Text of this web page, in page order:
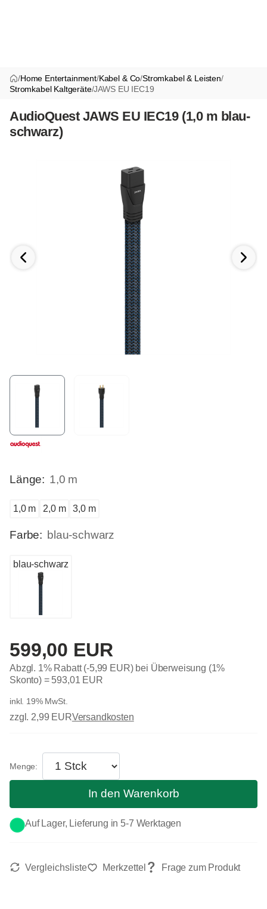
/Home Entertainment/Kabel & Co/Stromkabel & Leisten/
Stromkabel Kaltgeräte/JAWS EU IEC19
AudioQuest JAWS EU IEC19 (1,0 m blau-
schwarz)
Länge: 1,0 m
1,0 m 2,0 m 3,0 m
Farbe: blau-schwarz
blau-schwarz
599,00 EUR
Abzgl. 1% Rabatt (-5,99 EUR) bei Überweisung (1%
Skonto) = 593,01 EUR
inkl. 19% MwSt.
zzgl. 2,99 EURVersandkosten
Auf Lager, Lieferung in 5-7 Werktagen
In den Warenkorb